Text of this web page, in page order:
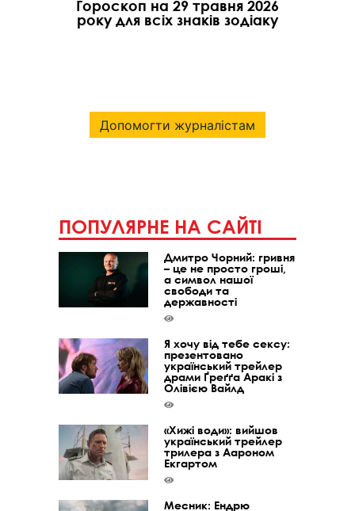
Гороскоп на 29 травня 2026
року для всіх знаків зодіаку
Допомогти журналістам
ПОПУЛЯРНЕ НА САЙТІ
Дмитро Чорний: гривня
– це не просто гроші,
а символ нашої
свободи та
державності
Я хочу від тебе сексу:
презентовано
український трейлер
драми Ґреґґа Аракі з
Олівією Вайлд
«Хижі води»: вийшов
український трейлер
трилера з Аароном
Екгартом
Месник: Ендрю